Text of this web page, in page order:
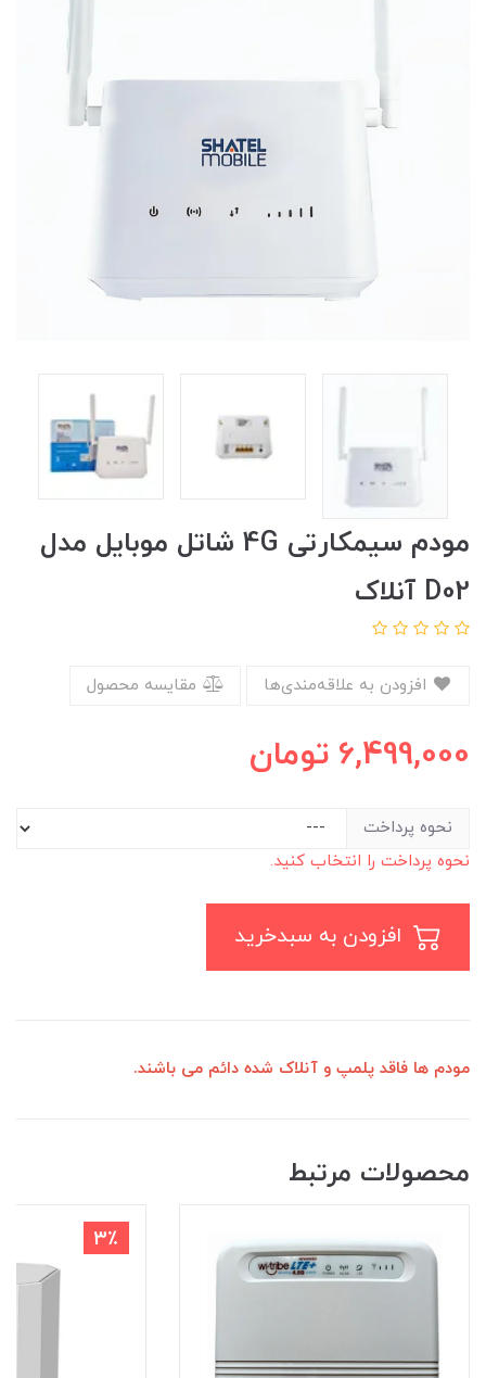
مودم سیمکارتی 4G شاتل موبایل مدل
D02 آنلاک
مقایسه محصول
6,499,000 تومان
نحوه پرداخت
نحوه پرداخت را انتخاب کنید.
مودم ها فاقد پلمپ و آنلاک شده دائم می باشند.
محصولات مرتبط
3٪ 7٪